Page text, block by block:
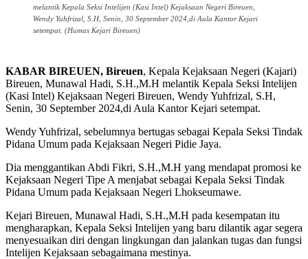
melantik Kepala Seksi Intelijen (Kasi Intel) Kejaksaan Negeri Bireuen,
Wendy Yuhfrizal, S.H, Senin, 30 September 2024,di Aula Kantor Kejari
setempat. (Humas Kejari Bireuen)
KABAR BIREUEN, Bireuen, Kepala Kejaksaan Negeri (Kajari)
Bireuen, Munawal Hadi, S.H.,M.H melantik Kepala Seksi Intelijen
(Kasi Intel) Kejaksaan Negeri Bireuen, Wendy Yuhfrizal, S.H,
Senin, 30 September 2024,di Aula Kantor Kejari setempat.
Wendy Yuhfrizal, sebelumnya bertugas sebagai Kepala Seksi Tindak
Pidana Umum pada Kejaksaan Negeri Pidie Jaya.
Dia menggantikan Abdi Fikri, S.H.,M.H yang mendapat promosi ke
Kejaksaan Negeri Tipe A menjabat sebagai Kepala Seksi Tindak
Pidana Umum pada Kejaksaan Negeri Lhokseumawe.
Kejari Bireuen, Munawal Hadi, S.H.,M.H pada kesempatan itu
mengharapkan, Kepala Seksi Intelijen yang baru dilantik agar segera
menyesuaikan diri dengan lingkungan dan jalankan tugas dan fungsi
Intelijen Kejaksaan sebagaimana mestinya.